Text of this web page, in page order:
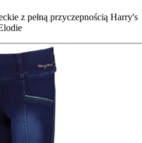
z pełną przyczepnością Harry's